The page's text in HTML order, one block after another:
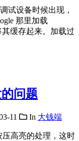
试设备时候出现，
那里加载
其缓存起来。加载过
问题
11 In 大钱端
高亮的处理，这时